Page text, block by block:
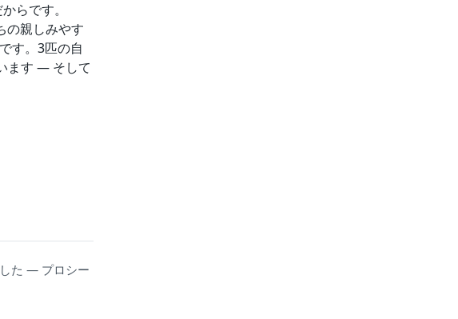
らです。
の親しみやす
す。3匹の自
ます — そして
た — プロシー